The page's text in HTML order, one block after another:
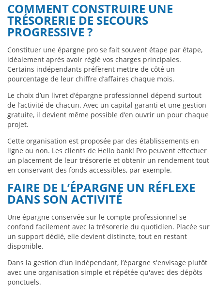
COMMENT CONSTRUIRE UNE
TRÉSORERIE DE SECOURS
PROGRESSIVE ?
Constituer une épargne pro se fait souvent étape par étape,
idéalement après avoir réglé vos charges principales.
Certains indépendants préfèrent mettre de côté un
pourcentage de leur chiffre d’affaires chaque mois.
Le choix d’un livret d’épargne professionnel dépend surtout
de l’activité de chacun. Avec un capital garanti et une gestion
gratuite, il devient même possible d’en ouvrir un pour chaque
projet.
Cette organisation est proposée par des établissements en
ligne ou non. Les clients de Hello bank! Pro peuvent effectuer
un placement de leur trésorerie et obtenir un rendement tout
en conservant des fonds accessibles, par exemple.
FAIRE DE L’ÉPARGNE UN RÉFLEXE
DANS SON ACTIVITÉ
Une épargne conservée sur le compte professionnel se
confond facilement avec la trésorerie du quotidien. Placée sur
un support dédié, elle devient distincte, tout en restant
disponible.
Dans la gestion d’un indépendant, l’épargne s'envisage plutôt
avec une organisation simple et répétée qu'avec des dépôts
ponctuels.